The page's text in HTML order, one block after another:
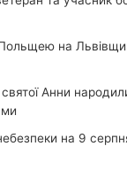
на
святої Анни
на 9